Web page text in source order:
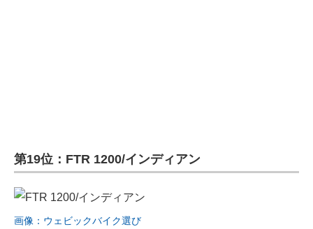
第19位：FTR 1200/インディアン
画像：ウェビックバイク選び